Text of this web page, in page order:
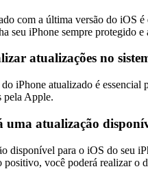
com a última versão do iOS
seu iPhone sempre protegido e
atualizações no
iPhone atualizado é
pela Apple.
uma atualização
disponível para o iOS do seu
positivo, você poderá realizar o